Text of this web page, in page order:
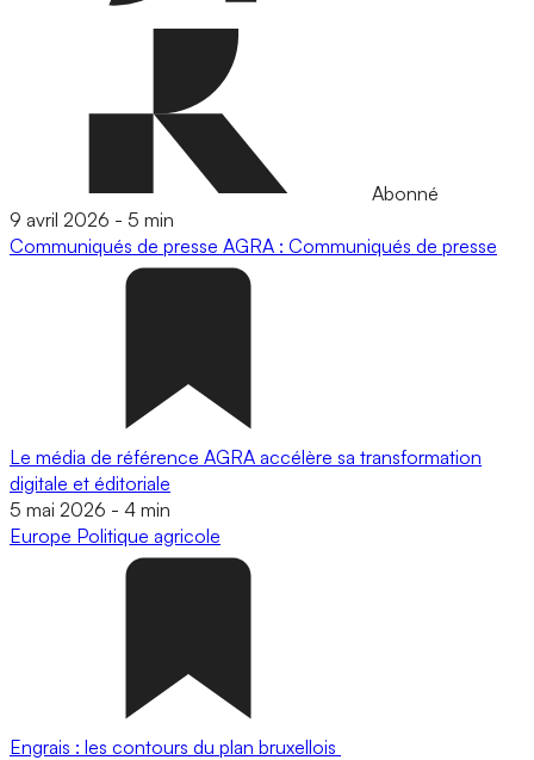
Abonné
9 avril 2026 - 5 min
Communiqués de presse AGRA : Communiqués de presse
Le média de référence AGRA accélère sa transformation
digitale et éditoriale
5 mai 2026 - 4 min
Europe Politique agricole
Engrais : les contours du plan bruxellois